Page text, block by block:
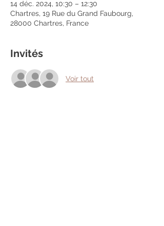
14 déc. 2024, 10:30 – 12:30
Chartres, 19 Rue du Grand Faubourg,
28000 Chartres, France
Invités
Voir tout